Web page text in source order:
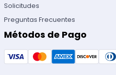
Solicitudes
Preguntas Frecuentes
Métodos de Pago